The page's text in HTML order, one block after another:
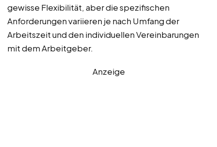
gewisse Flexibilität, aber die spezifischen
Anforderungen variieren je nach Umfang der
Arbeitszeit und den individuellen Vereinbarungen
mit dem Arbeitgeber.
Anzeige